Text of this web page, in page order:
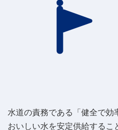
水道の責務である「健全で
おいしい水を安定供給する